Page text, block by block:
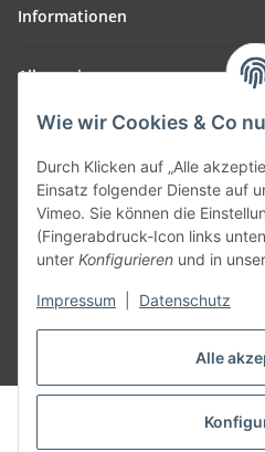
Alle
Wie wir Cookies & Co
Durch Klicken auf „Alle
Einsatz folgender Dienste auf
Vimeo. Sie können die
(Fingerabdruck-Icon links
unter Konfigurieren und in
Impressum Datenschutz
Informationen
Allgemein
Teil unseres Netzwerks:
SmoliTec - Safety. Simplified.
Vertrag
* Alle Preise inkl. gesetzlicher USt., zzgl.
©
Powered by